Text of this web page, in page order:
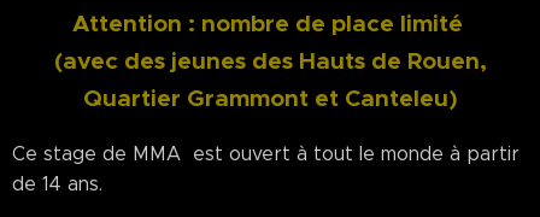
Attention : nombre de place limité
(avec des jeunes des Hauts de Rouen,
Quartier Grammont et Canteleu)
Ce stage de MMA est ouvert à tout le monde à partir
de 14 ans.